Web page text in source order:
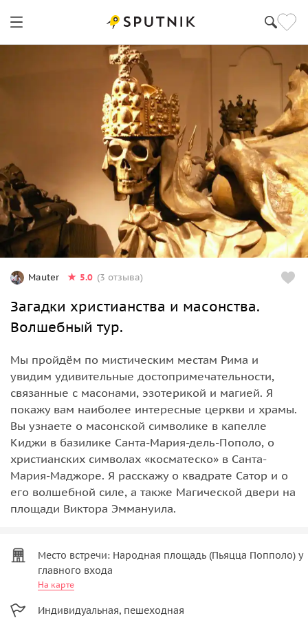
Mauter 5.0 (3 отзыва)
Загадки христианства и масонства.
Волшебный тур.
Мы пройдём по мистическим местам Рима и
увидим удивительные достопримечательности,
связанные с масонами, эзотерикой и магией. Я
покажу вам наиболее интересные церкви и храмы.
Вы узнаете о масонской символике в капелле
Киджи в базилике Санта-Мария-дель-Пополо, о
христианских символах «косматеско» в Санта-
Мария-Маджоре. Я расскажу о квадрате Сатор и о
его волшебной силе, а также Магической двери на
площади Виктора Эммануила.
Место встречи: Народная площадь (Пьяцца Попполо) у
главного входа
На карте
Индивидуальная, пешеходная